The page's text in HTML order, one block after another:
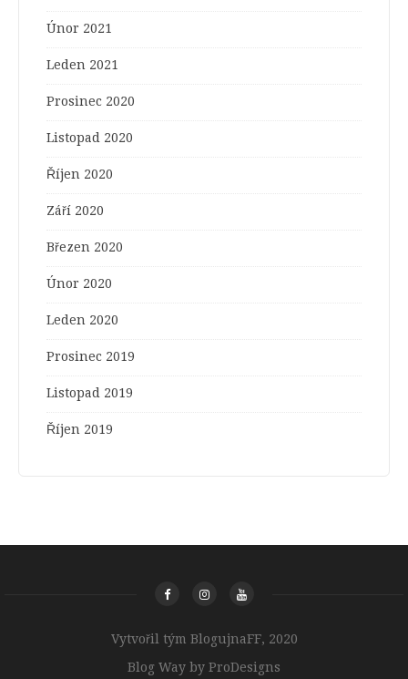
Únor 2021
Leden 2021
Prosinec 2020
Listopad 2020
Říjen 2020
Září 2020
Březen 2020
Únor 2020
Leden 2020
Prosinec 2019
Listopad 2019
Říjen 2019
Vytvořil tým BlogujnaFF, 2020
Blog Way by ProDesigns